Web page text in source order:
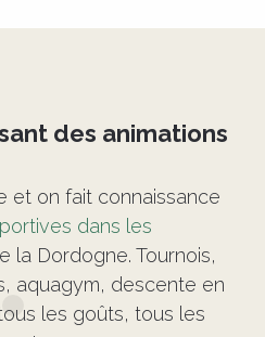
des animations
et on fait connaissance
dans les
la Dordogne. Tournois,
aquagym, descente en
les goûts, tous les